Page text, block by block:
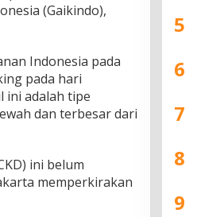
(Gaikindo),
Indonesia pada
pada hari
ini adalah tipe
dan terbesar dari
ini belum
memperkirakan
5
6
7
8
9